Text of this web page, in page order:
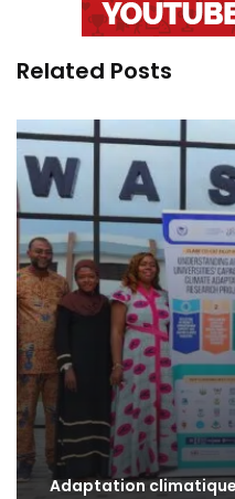
Related Posts
Adaptation climatique